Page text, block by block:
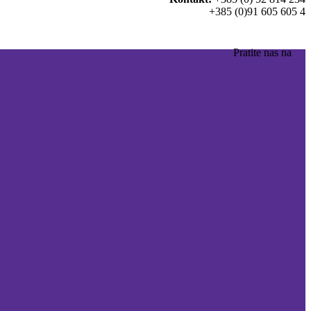
+385 (0)91 605 605 4
Pratite nas na